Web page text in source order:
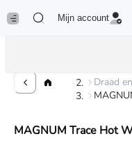
Mijn account
Draad
MAGNUM Trace Hot